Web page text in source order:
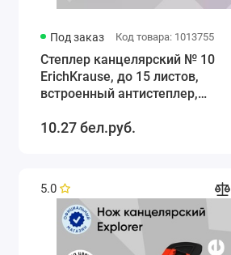
Под заказ Код товара: 1013755
Степлер канцелярский № 10
ErichKrause, до 15 листов,
встроенный антистеплер,
10.27 бел.руб.
5.0